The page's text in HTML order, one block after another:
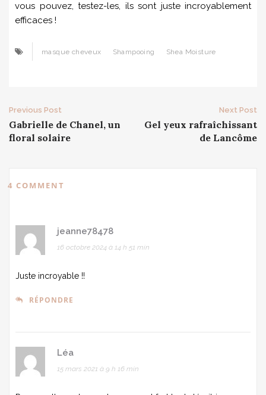
vous pouvez, testez-les, ils sont juste incroyablement
efficaces !
masque cheveux Shampooing Shea Moisture
Post
navigation
Previous Post
Gabrielle de Chanel, un
floral solaire
Next Post
Gel yeux rafraîchissant
de Lancôme
4 COMMENT
jeanne78478
16 octobre 2024 à 14 h 51 min
Juste incroyable !!
RÉPONDRE
Léa
15 mars 2021 à 9 h 16 min